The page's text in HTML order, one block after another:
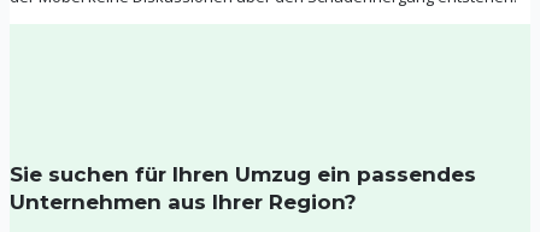
Sie suchen für Ihren Umzug ein passendes
Unternehmen aus Ihrer Region?